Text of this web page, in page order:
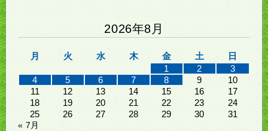
2026年8月
月 火 水 木 金 土
日
1
2
3
4
5 6 7 8 9
10
11
12 13 14 15 16
17
18
19 20 21 22 23
24
25
26 27 28 29 30 31
« 7月